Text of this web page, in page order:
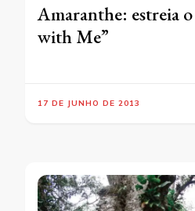
Amaranthe: estreia
with Me”
17 DE JUNHO DE 2013